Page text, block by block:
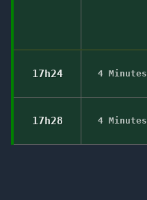
17h24 4 Minutes
17h28 4 Minutes